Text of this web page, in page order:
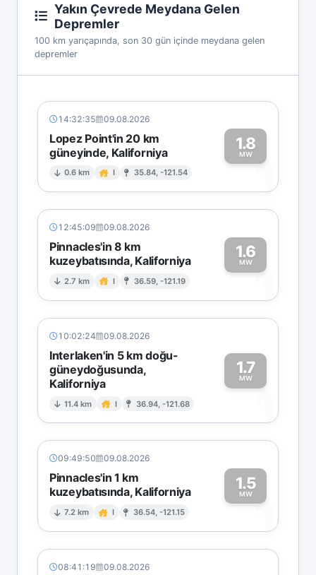
Yakın Çevrede Meydana Gelen
Depremler
100 km yarıçapında, son 30 gün içinde meydana gelen
depremler
14:32:35 09.08.2026
Lopez Point'in 20 km
güneyinde, Kaliforniya
0.6 km I 35.84, -121.54
1.8
MW1
12:45:09 09.08.2026
Pinnacles'in 8 km
kuzeybatısında, Kaliforniya
2.7 km I 36.59, -121.19
1.6
MW1
10:02:24 09.08.2026
Interlaken'in 5 km doğu-
güneydoğusunda,
Kaliforniya
11.4 km I 36.94, -121.68
1.7
MW
1
09:49:50 09.08.2026
Pinnacles'in 1 km
kuzeybatısında, Kaliforniya
7.2 km I 36.54, -121.15
1.5
MW1
08:41:19 09.08.2026